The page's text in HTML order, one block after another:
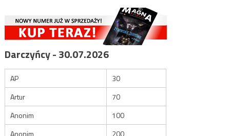
Darczyńcy - 30.07.2026
AP
30
Artur
70
Anonim
100